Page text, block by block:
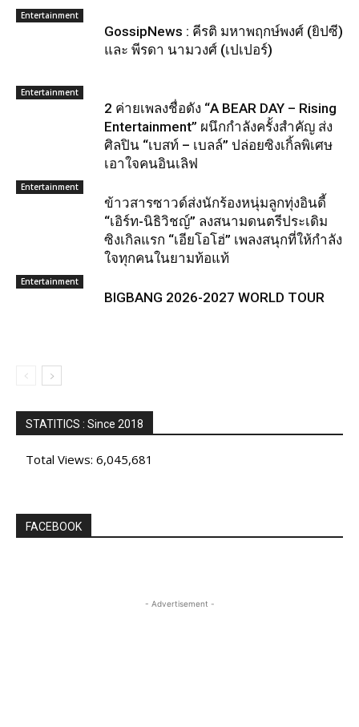
Entertainment
GossipNews : คีรติ มหาพฤกษ์พงศ์ (ยิปซี)
และ พีรดา นามวงศ์ (เปเปอร์)
Entertainment
2 ค่ายเพลงชื่อดัง “A BEAR DAY – Rising
Entertainment” ผนึกกำลังครั้งสำคัญ ส่ง
ศิลปิน “เบสท์ – เบลล์” ปล่อยซิงเกิ้ลพิเศษ
เอาใจคนอินเลิฟ
Entertainment
ข้าวสารซาวด์ส่งนักร้องหนุ่มลูกทุ่งอินดี้
“เอิร์ท-นิธิวิชญ์” ลงสนามดนตรีประเดิม
ซิงเกิลแรก “เอียโอโฮ่” เพลงสนุกที่ให้กำลัง
ใจทุกคนในยามท้อแท้
Entertainment
BIGBANG 2026-2027 WORLD TOUR
STATITICS : Since 2018
Total Views: 6,045,681
FACEBOOK
- Advertisement -